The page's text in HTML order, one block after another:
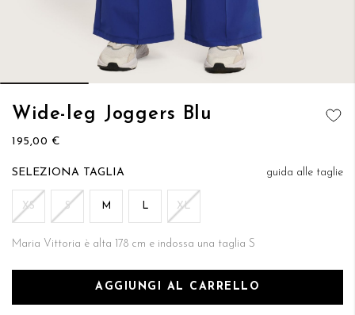
Wide-leg Joggers Blu
195,00 €
guida alle taglie
TAGLIA
XS S M L XL
Maria Vittoria è alta 178 cm e indossa una taglia S
AGGIUNGI AL CARRELLO
Vai
all'inizio
della
immagini